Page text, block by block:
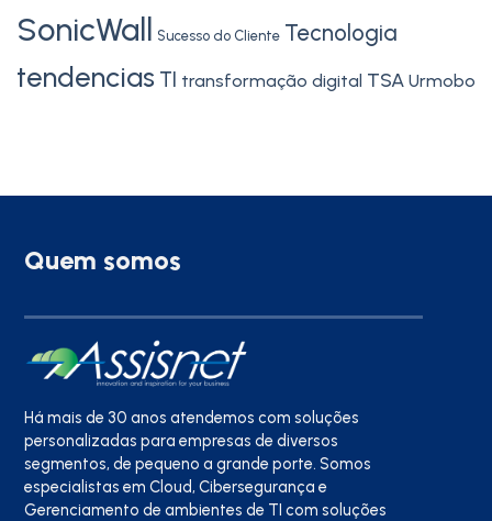
SonicWall Sucesso do Cliente Tecnologia
tendencias TI transformação digital TSA Urmobo
Quem somos
Há mais de 30 anos atendemos com soluções
personalizadas para empresas de diversos
segmentos, de pequeno a grande porte. Somos
especialistas em Cloud, Cibersegurança e
Gerenciamento de ambientes de TI com soluções